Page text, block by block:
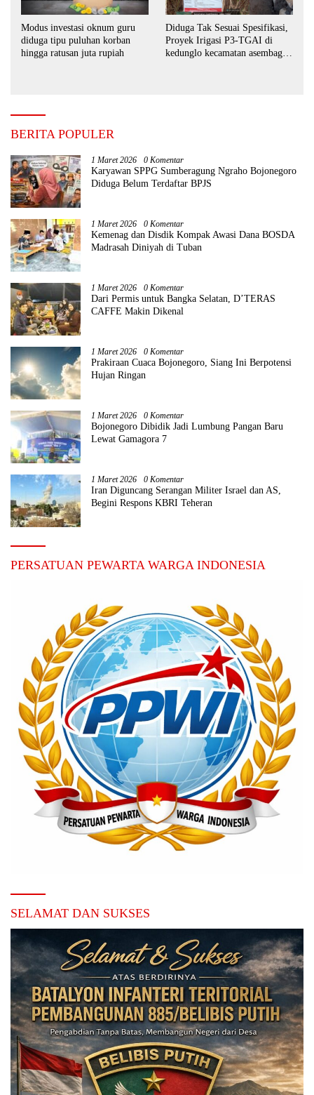
Modus investasi oknum guru
diduga tipu puluhan korban
hingga ratusan juta rupiah
Diduga Tak Sesuai Spesifikasi,
Proyek Irigasi P3-TGAI di
kedunglo kecamatan asembagus
BERITA POPULER
1 Maret 2026 0 Komentar
Karyawan SPPG Sumberagung Ngraho Bojonegoro
Diduga Belum Terdaftar BPJS
1 Maret 2026 0 Komentar
Kemenag dan Disdik Kompak Awasi Dana BOSDA
Madrasah Diniyah di Tuban
1 Maret 2026 0 Komentar
Dari Permis untuk Bangka Selatan, D’TERAS
CAFFE Makin Dikenal
1 Maret 2026 0 Komentar
Prakiraan Cuaca Bojonegoro, Siang Ini Berpotensi
Hujan Ringan
1 Maret 2026 0 Komentar
Bojonegoro Dibidik Jadi Lumbung Pangan Baru
Lewat Gamagora 7
1 Maret 2026 0 Komentar
Iran Diguncang Serangan Militer Israel dan AS,
Begini Respons KBRI Teheran
PERSATUAN PEWARTA WARGA INDONESIA
SELAMAT DAN SUKSES